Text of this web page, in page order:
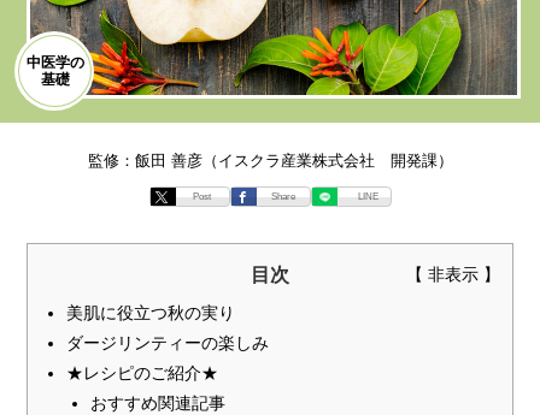
中医学の
基礎
監修：飯田 善彦（イスクラ産業株式会社 開発課）
Post Share LINE
目次
美肌に役立つ秋の実り
ダージリンティーの楽しみ
★レシピのご紹介★
おすすめ関連記事